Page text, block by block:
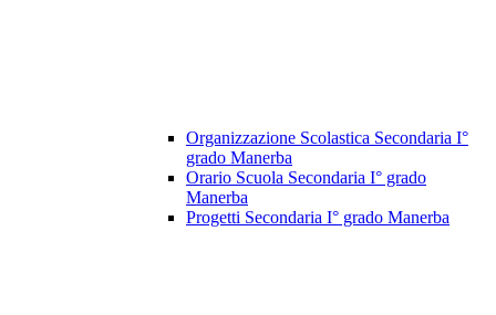
Organizzazione Scolastica Secondaria I°
grado Manerba
Orario Scuola Secondaria I° grado
Manerba
Progetti Secondaria I° grado Manerba